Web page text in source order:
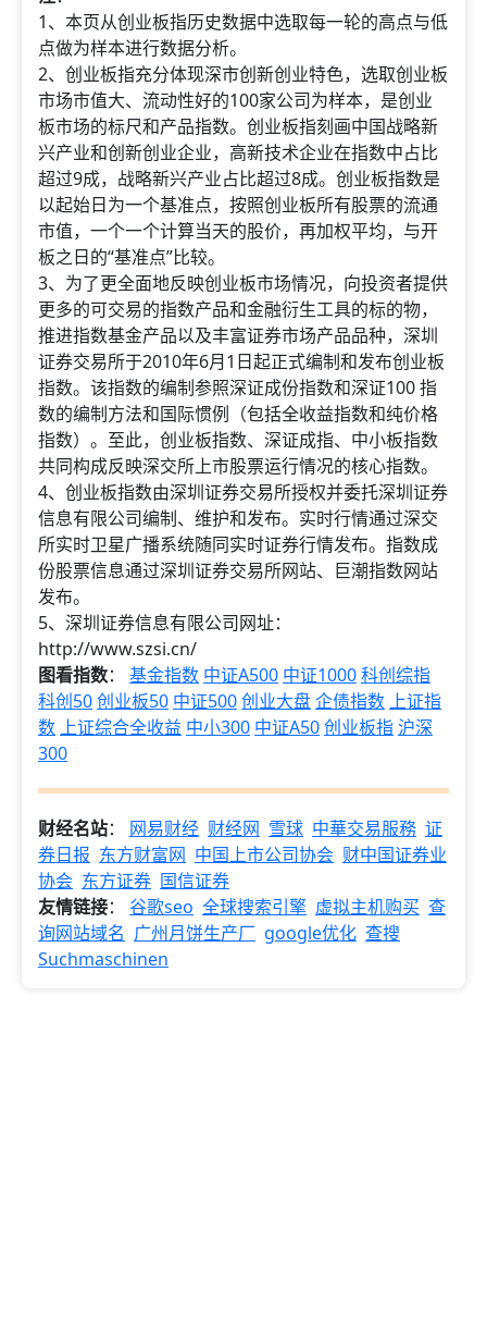
1、本页从创业板指历史数据中选取每一轮的高点与低
点做为样本进行数据分析。
2、创业板指充分体现深市创新创业特色，选取创业板
市场市值大、流动性好的100家公司为样本，是创业
板市场的标尺和产品指数。创业板指刻画中国战略新
兴产业和创新创业企业，高新技术企业在指数中占比
超过9成，战略新兴产业占比超过8成。创业板指数是
以起始日为一个基准点，按照创业板所有股票的流通
市值，一个一个计算当天的股价，再加权平均，与开
板之日的“基准点”比较。
3、为了更全面地反映创业板市场情况，向投资者提供
更多的可交易的指数产品和金融衍生工具的标的物，
推进指数基金产品以及丰富证券市场产品品种，深圳
证券交易所于2010年6月1日起正式编制和发布创业板
指数。该指数的编制参照深证成份指数和深证100 指
数的编制方法和国际惯例（包括全收益指数和纯价格
指数）。至此，创业板指数、深证成指、中小板指数
共同构成反映深交所上市股票运行情况的核心指数。
4、创业板指数由深圳证券交易所授权并委托深圳证券
信息有限公司编制、维护和发布。实时行情通过深交
所实时卫星广播系统随同实时证券行情发布。指数成
份股票信息通过深圳证券交易所网站、巨潮指数网站
发布。
5、深圳证券信息有限公司网址：
http://www.szsi.cn/
图看指数： 基金指数 中证A500 中证1000科创综指
科创50创业板50 中证500创业大盘企债指数 上证指
数 上证综合全收益 中小300 中证A50创业板指沪深
300
财经名站： 网易财经 财经网 雪球 中華交易服務 证
券日报 东方财富网 中国上市公司协会 财中国证券业
协会 东方证券 国信证券
友情链接： 谷歌seo 全球搜索引擎 虚拟主机购买 查
询网站域名 广州月饼生产厂 google优化 查搜
Suchmaschinen